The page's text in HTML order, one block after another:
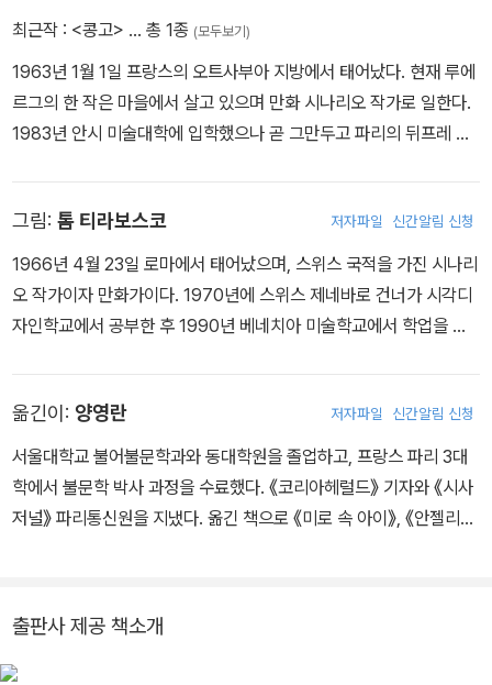
최근작 : <콩고> … 총 1종 (모두보기)
1963년 1월 1일 프랑스의 오트사부아 지방에서 태어났다. 현재 루에
르그의 한 작은 마을에서 살고 있으며 만화 시나리오 작가로 일한다.
1983년 안시 미술대학에 입학했으나 곧 그만두고 파리의 뒤프레 응
글을 썼고, 1996년에는 다니엘 르동도가 그림을 맡은 『빨간 수염의
소년기La jeunesse de Barbe-Rouge』 시리즈에 작가로 참여했
다. 2002년 크로아티아 출신의 삽화가 보로 파블로비치와 의기투합
해서 『엘니뇨El Nino』를 발표했고, 2005년엔 이탈리아 출신 삽화가
다. 2008년, 마티외 블랑쉐가 그림을 그린 3부작 『마사 제인 카나리
Martha Jane Cannary』로 다음 해 열린 앙굴렘 국제 만화 페스티
한 번 작업을 한 『알렉산드라 다비드넬Alexandra David-Neel』을
발표했다. 이 작품은 서양 여성 최초로 티베트의 라싸 순례에 성공하
고 달라이 라마를 접견했던 알렉산드라 다비드넬의 삶을 그렸다.
그림: 톰 티라보스코 저자파일 신간알림 신청
1966년 4월 23일 로마에서 태어났으며, 스위스 국적을 가진 시나리
오 작가이자 만화가이다. 1970년에 스위스 제네바로 건너가 시각디
자인학교에서 공부한 후 1990년 베네치아 미술학교에서 학업을 이
다. 일간지와 잡지에 오랜 기간 만평을 기고했으며 아동용 만화 삽화
분야에서 왕성하게 활동하고 있다. 만화 외에 정치와 문화 관련 포스
터 제작에도 활발하게 참여한다. 2003년 발표한 『숲의 눈L’oeil de l
a foret』으로 그해 시에르 만화 페스티벌의 대상을 받았으며, 2009
배경으로, 한 소녀의 인생을 섬세한 글과 환상적인 그림으로 표현한
작품이다.
옮긴이: 양영란 저자파일 신간알림 신청
서울대학교 불어불문학과와 동대학원을 졸업하고, 프랑스 파리 3대
학에서 불문학 박사 과정을 수료했다. 《코리아헤럴드》 기자와 《시사
저널》 파리통신원을 지냈다. 옮긴 책으로 《미로 속 아이》, 《안젤리
큼 커다란 구름을 삼킨 소녀》, 《이케아 옷장에 갇힌 인도 고행자의 신
기한 여행》, 《내일》, 《탐욕의 시대》, 《빼앗긴 대지의 꿈》, 《굶주리는
출판사 제공 책소개